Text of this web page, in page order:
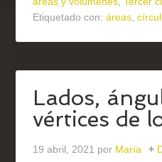
Etiquetado con:áreas,
Lados,
vértices de
19 abril, 2021 por María